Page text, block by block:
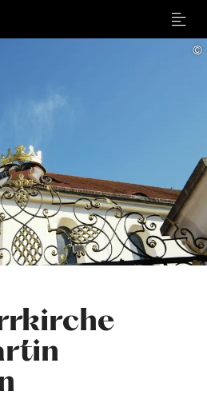
Menu
©